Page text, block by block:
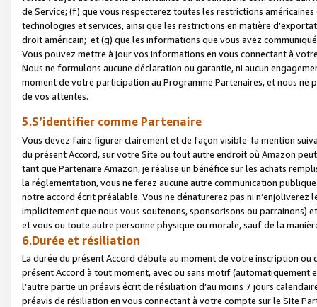
de Service; (f) que vous respecterez toutes les restrictions
technologies et services, ainsi que les restrictions en matière
droit américain; et (g) que les informations que vous avez
Vous pouvez mettre à jour vos informations en vous connectant à
Nous ne formulons aucune déclaration ou garantie, ni aucun
moment de votre participation au Programme Partenaires, et nous
de vos attentes.
5.S’identifier comme Partenaire
Vous devez faire figurer clairement et de façon visible la mention
du présent Accord, sur votre Site ou tout autre endroit où Amazon
tant que Partenaire Amazon, je réalise un bénéfice sur les achats
la réglementation, vous ne ferez aucune autre communication
notre accord écrit préalable. Vous ne dénaturerez pas ni
implicitement que nous vous soutenons, sponsorisons ou parrainons)
et vous ou toute autre personne physique ou morale, sauf de la
6.Durée et résiliation
La durée du présent Accord débute au moment de votre inscription
présent Accord à tout moment, avec ou sans motif (automatiquement
l’autre partie un préavis écrit de résiliation d’au moins 7 jours
préavis de résiliation en vous connectant à votre compte sur le Site